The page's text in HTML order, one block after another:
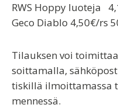
RWS Hoppy luoteja
Geco Diablo​​​ ​4,50€/rs​
Tilauksen voi
soittamalla,
tiskillä ilmoittamassa
mennessä.